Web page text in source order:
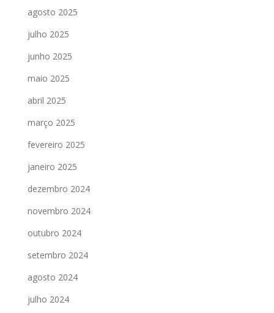
agosto 2025
julho 2025
junho 2025
maio 2025
abril 2025
março 2025
fevereiro 2025
janeiro 2025
dezembro 2024
novembro 2024
outubro 2024
setembro 2024
agosto 2024
julho 2024